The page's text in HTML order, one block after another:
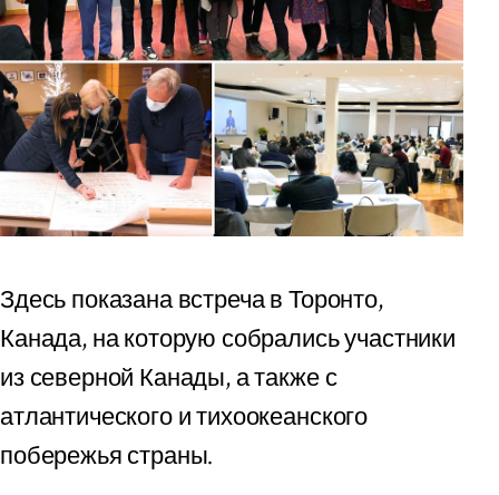
Здесь показана встреча в Торонто,
Канада, на которую собрались участники
из северной Канады, а также с
атлантического и тихоокеанского
побережья страны.